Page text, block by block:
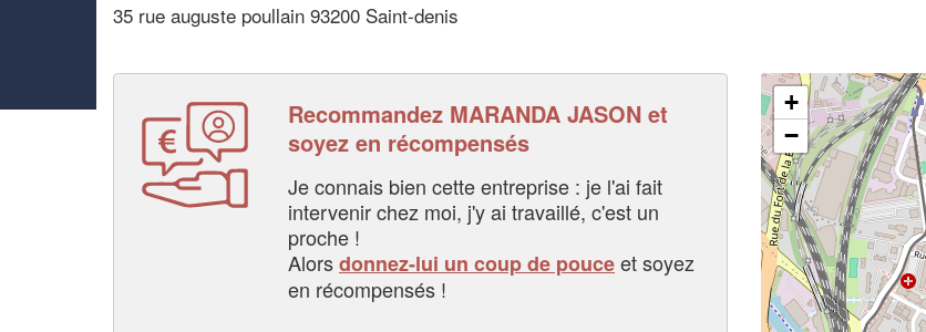
35 rue auguste poullain 93200 Saint-denis
Recommandez MARANDA JASON et
soyez en récompensés
Je connais bien cette entreprise : je l'ai fait
intervenir chez moi, j'y ai travaillé, c'est un
proche !
Alorsdonnez-lui un coup de pouceet soyez
en récompensés !
+
−